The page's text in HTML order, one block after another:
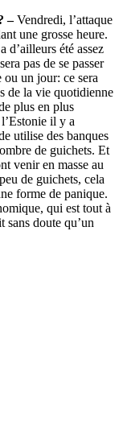
–Vendredi, l’attaque
une grosse heure.
d’ailleurs été assez
pas de se passer
un jour: ce sera
de la vie quotidienne
plus en plus
il y a
utilise des banques
de guichets. Et
venir en masse au
de guichets, cela
forme de panique.
qui est tout à
sans doute qu’un